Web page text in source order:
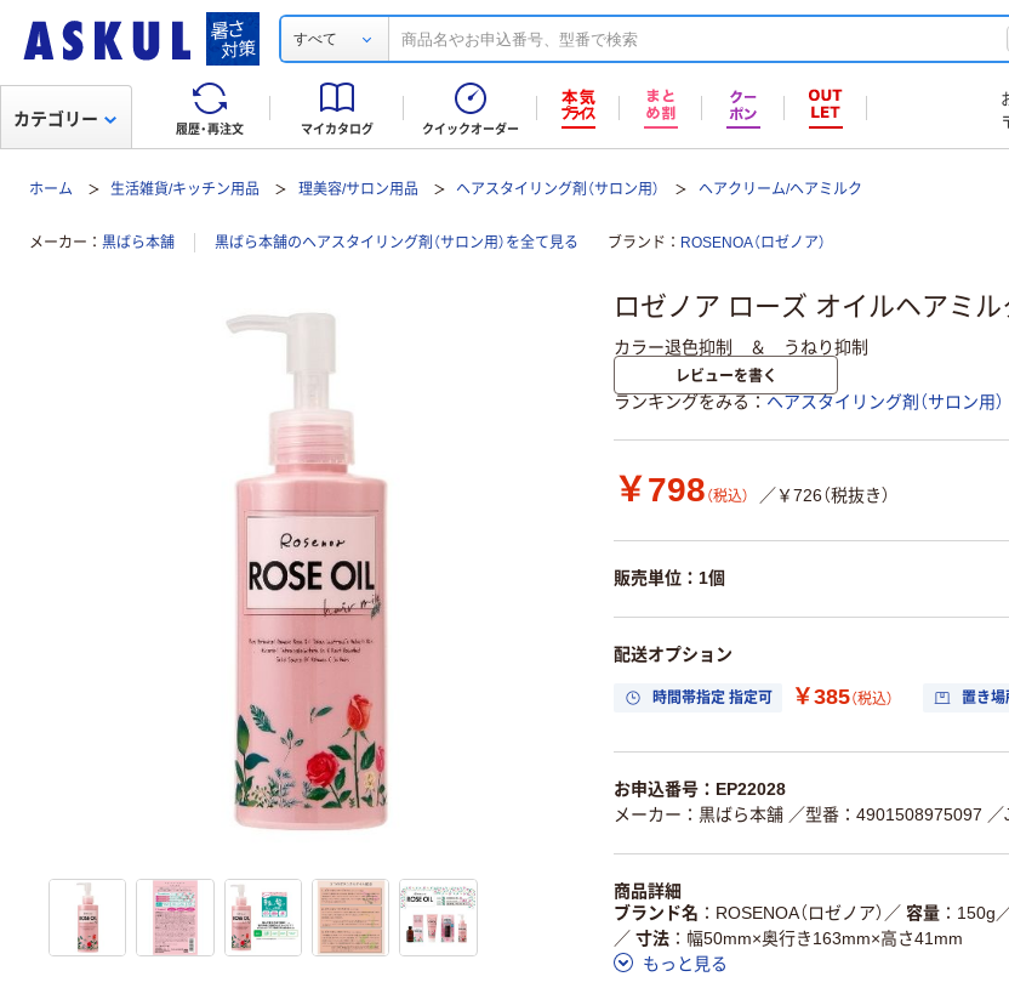
すべて
履歴・再注文 マイカタログ クイックオーダー
カテゴリー
ホーム 生活雑貨/キッチン用品 理美容/サロン用品 ヘアスタイリング剤（サロン用） ヘアクリーム/ヘアミルク
メーカー 黒ばら本舗 黒ばら本舗のヘアスタイリング剤（サロン用）を全て見る ブランド ROSENOA（ロゼノア）
ロゼノア ローズ オイルヘアミ
カラー退色抑制 ＆ うねり抑制
レビューを書く
ランキングをみる ヘアスタイリング剤（サロン用）
￥798 （税込） ／￥726（税抜き）
販売単位：1個
配送オプション
時間帯指定 指定可 ￥385（税込） 置き場
お申込番号：EP22028
メーカー：黒ばら本舗 ／型番：4901508975097
商品詳細
ブランド名
ROSENOA（ロゼノア） ／ 容量 150g
／ 寸法
幅50mm×奥行き163mm×高さ41mm
もっと見る